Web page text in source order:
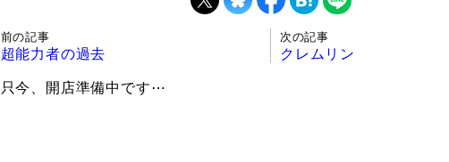
前の記事
超能力者の過去
次の記事
クレムリン
只今、開店準備中です⋯